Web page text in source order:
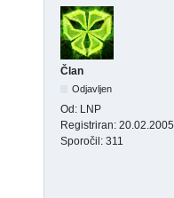
Član
Odjavljen
Od: LNP
Registriran: 20.02.2005
Sporočil: 311